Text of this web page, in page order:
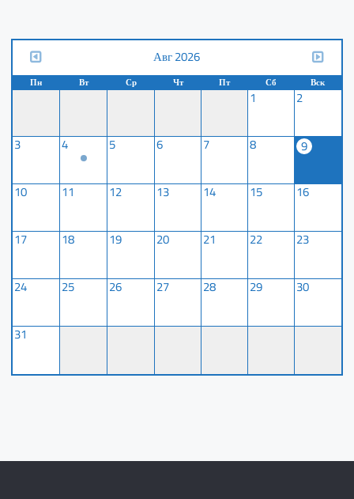
Авг 2026
Пн Вт Ср Чт Пт Сб Вск
1 2
3 4 5 6 7 8
9
10
11 12 13 14 15 16
17 18 19 20 21 22 23
24 25 26 27 28 29 30
31